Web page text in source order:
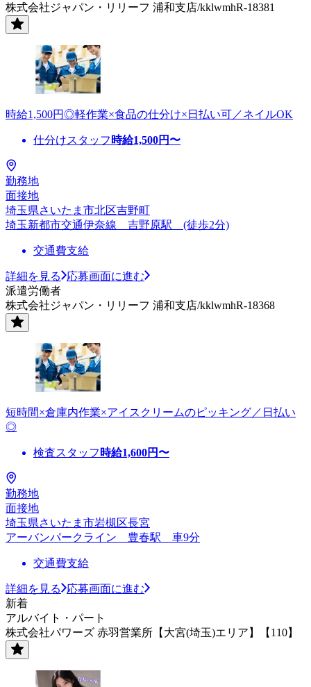
株式会社ジャパン・リリーフ 浦和支店/kklwmhR-18381
時給1,500円◎軽作業×食品の仕分け×日払い可／ネイルOK
仕分けスタッフ 時給1,500円〜
勤務地
面接地
埼玉県さいたま市北区吉野町
埼玉新都市交通伊奈線 吉野原駅 (徒歩2分)
交通費支給
詳細を見る
応募画面に進む
派遣労働者
株式会社ジャパン・リリーフ 浦和支店/kklwmhR-18368
短時間×倉庫内作業×アイスクリームのピッキング／日払い
◎
検査スタッフ 時給1,600円〜
勤務地
面接地
埼玉県さいたま市岩槻区長宮
アーバンパークライン 豊春駅 車9分
交通費支給
詳細を見る
応募画面に進む
新着
アルバイト・パート
株式会社パワーズ 赤羽営業所【大宮(埼玉)エリア】【110】